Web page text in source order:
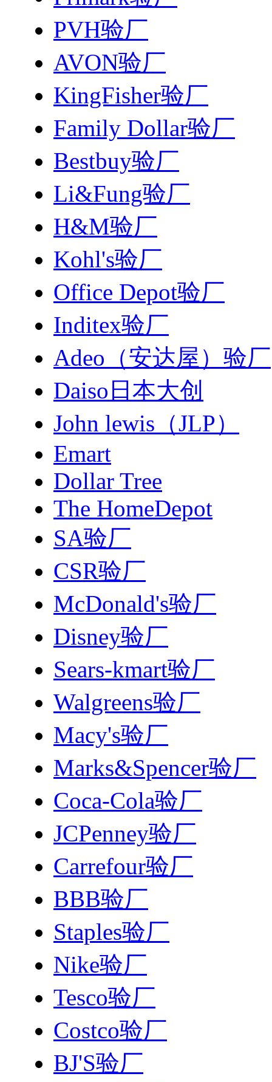
PVH验厂
AVON验厂
KingFisher验厂
Family Dollar验厂
Bestbuy验厂
Li&Fung验厂
H&M验厂
Kohl's验厂
Office Depot验厂
Inditex验厂
Adeo（安达屋）验厂
Daiso日本大创
John lewis（JLP）
Emart
Dollar Tree
The HomeDepot
SA验厂
CSR验厂
McDonald's验厂
Disney验厂
Sears-kmart验厂
Walgreens验厂
Macy's验厂
Marks&Spencer验厂
Coca-Cola验厂
JCPenney验厂
Carrefour验厂
BBB验厂
Staples验厂
Nike验厂
Tesco验厂
Costco验厂
BJ'S验厂